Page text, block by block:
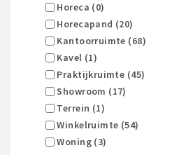
Horeca (0)
Horecapand (20)
Kantoorruimte (68)
Kavel (1)
Praktijkruimte (45)
Showroom (17)
Terrein (1)
Winkelruimte (54)
Woning (3)